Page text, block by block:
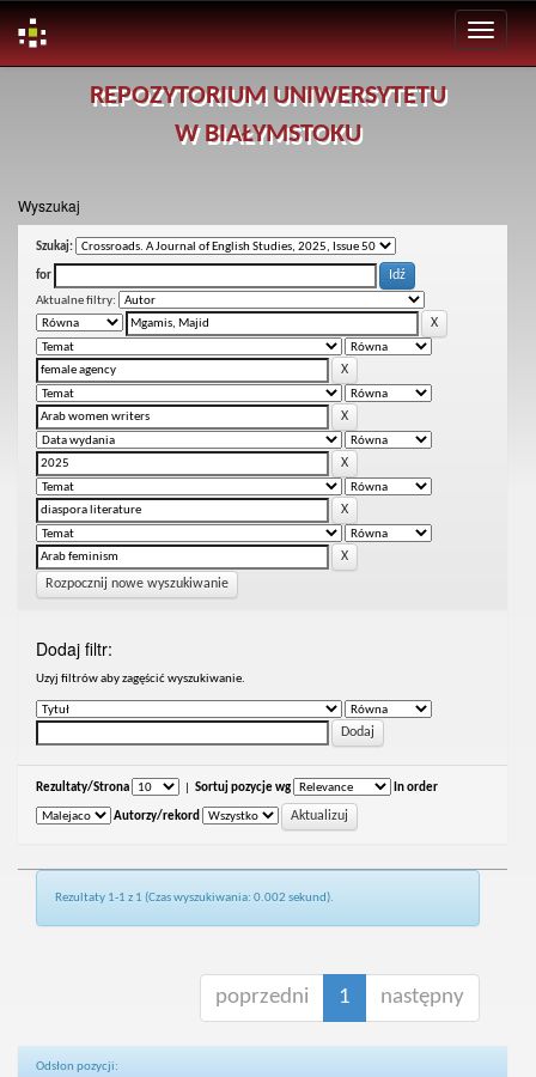
REPOZYTORIUM UNIWERSYTETU
W BIAŁYMSTOKU
Wyszukaj
Szukaj:
for
Aktualne filtry:
Rozpocznij nowe wyszukiwanie
Dodaj filtr:
Uzyj filtrów aby zagęścić wyszukiwanie.
Rezultaty/Strona Sortuj pozycje wg In order
Autorzy/rekord
Rezultaty 1-1 z 1 (Czas wyszukiwania: 0.002 sekund).
poprzedni 1 następny
Odsłon pozycji: